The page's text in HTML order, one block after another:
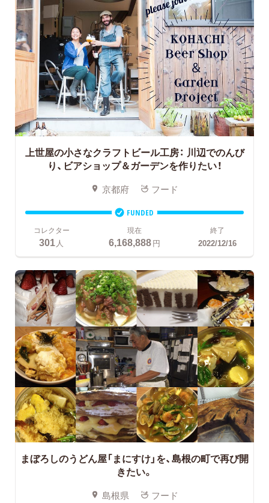
上世屋の小さなクラフトビール工房： 川辺でのんび
り、ビアショップ＆ガーデンを作りたい！
京都府 フード
FUNDED
コレクター
301人
現在
6,168,888円
終了
2022/12/16
まぼろしのうどん屋「まにすけ」を、島根の町で再び開
きたい。
島根県 フード